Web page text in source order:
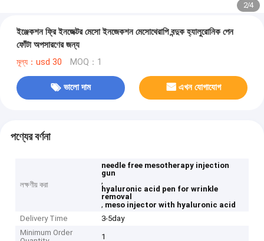
2/4
ইঞ্জেকশন ফ্রি ইনজেক্টর মেসো ইনজেকশন মেসোথেরাপি বন্দুক হ্যালুরোনিক পেন
ফোঁটা অপসারণের জন্য
মূল্য：usd 30 MOQ：1
ভালো দাম এখন যোগাযোগ
পণ্যের বর্ণনা
লক্ষণীয় করা
needle free mesotherapy injection
gun
,
hyaluronic acid pen for wrinkle
removal
, meso injector with hyaluronic acid
Delivery Time
3-5day
Minimum Order
1